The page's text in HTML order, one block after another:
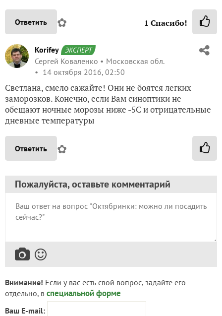
Ответить ✿ 1 Спасибо!
Korifey ЭКСПЕРТ
Сергей Коваленко
Московская обл.
14 октября 2016, 02:50
Светлана, смело сажайте! Они не боятся легких
заморозков. Конечно, если Вам синоптики не
обещают ночные морозы ниже -5С и отрицательные
дневные температуры
Ответить ✿
Пожалуйста, оставьте комментарий
Внимание! Если у вас есть свой вопрос, задайте его
отдельно, в специальной форме
Ваш E-mail: